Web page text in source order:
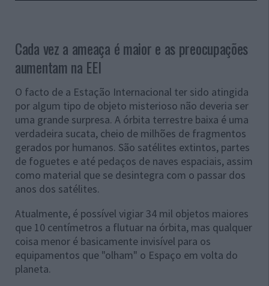
Cada vez a ameaça é maior e as preocupações
aumentam na EEI
O facto de a Estação Internacional ter sido atingida
por algum tipo de objeto misterioso não deveria ser
uma grande surpresa. A órbita terrestre baixa é uma
verdadeira sucata, cheio de milhões de fragmentos
gerados por humanos. São satélites extintos, partes
de foguetes e até pedaços de naves espaciais, assim
como material que se desintegra com o passar dos
anos dos satélites.
Atualmente, é possível vigiar 34 mil objetos maiores
que 10 centímetros a flutuar na órbita, mas qualquer
coisa menor é basicamente invisível para os
equipamentos que "olham" o Espaço em volta do
planeta.